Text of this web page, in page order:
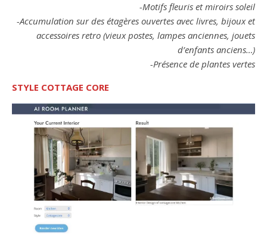
-Motifs fleuris et miroirs soleil
-Accumulation sur des étagères ouvertes avec livres, bijoux et
accessoires retro (vieux postes, lampes anciennes, jouets
d’enfants anciens…)
-Présence de plantes vertes
STYLE COTTAGE CORE